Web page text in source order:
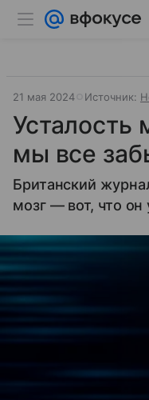
21 мая 2024 Источник:
Усталость
мы все
Британский
мозг — вот, что он